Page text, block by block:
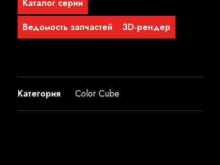
Каталог серии
Ведомость запчастей
3D-рендер
Категория Color Cube